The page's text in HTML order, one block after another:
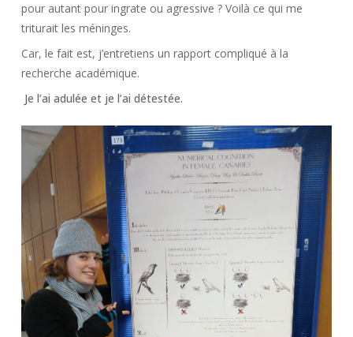
pour autant pour ingrate ou agressive ? Voilà ce qui me
triturait les méninges.
Car, le fait est, j’entretiens un rapport compliqué à la
recherche académique.
Je l’ai adulée et je l’ai détestée.